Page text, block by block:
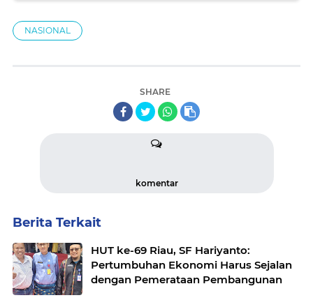
NASIONAL
SHARE
komentar
Berita Terkait
HUT ke-69 Riau, SF Hariyanto:
Pertumbuhan Ekonomi Harus Sejalan
dengan Pemerataan Pembangunan